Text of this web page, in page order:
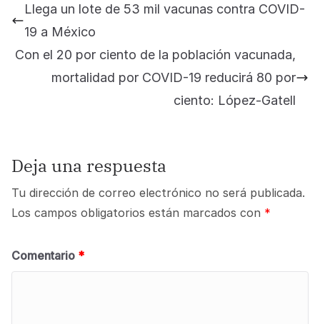
Llega un lote de 53 mil vacunas contra COVID-
19 a México
Con el 20 por ciento de la población vacunada,
mortalidad por COVID-19 reducirá 80 por
ciento: López-Gatell
Deja una respuesta
Tu dirección de correo electrónico no será publicada.
Los campos obligatorios están marcados con *
Comentario *